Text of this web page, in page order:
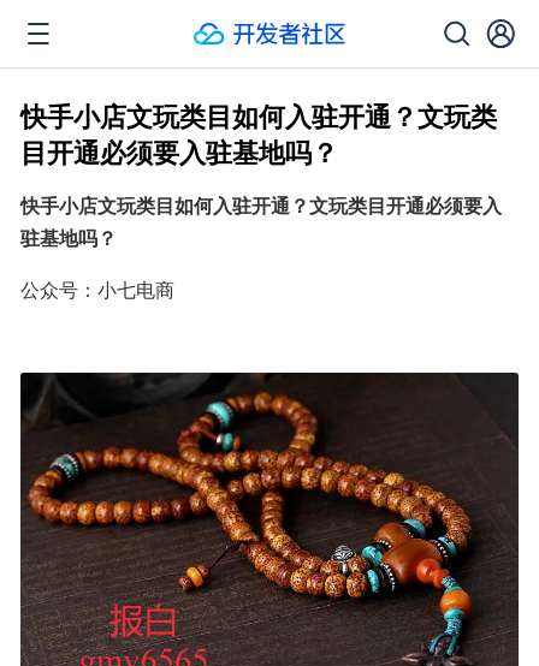
快手小店文玩类目如何入驻开通？文玩类
目开通必须要入驻基地吗？
快手小店文玩类目如何入驻开通？文玩类目开通必须要入
驻基地吗？
公众号：小七电商